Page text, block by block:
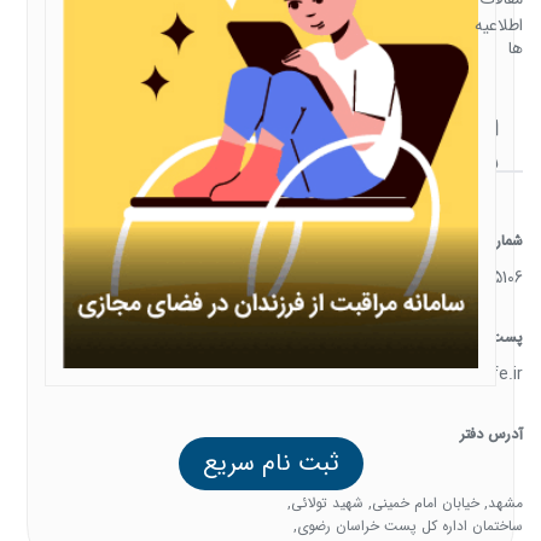
ثبت نام سریع
اطلاعیه
ها
ارتباط
با ما
شماره تماس
05138385106
پست الکترونیک
support@familysafe.ir
آدرس دفتر
مشهد, خیابان امام خمینی, شهید تولائی,
ساختمان اداره کل پست خراسان رضوی,